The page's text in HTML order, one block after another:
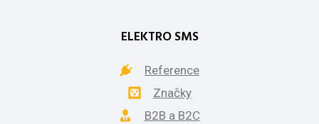
ELEKTRO SMS
Reference
Značky
B2B a B2C